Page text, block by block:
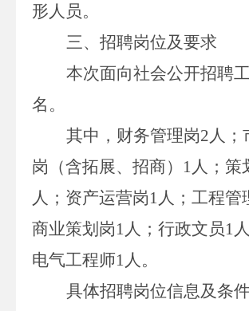
形人员。
三、招聘岗位及要求
本次面向社会公开招聘
名。
其中，财务管理岗2人；
岗（含拓展、招商） 1人；策
人；资产运营岗1人；工程管
商业策划岗1人；行政文员1
电气工程师1人。
具体招聘岗位信息及条